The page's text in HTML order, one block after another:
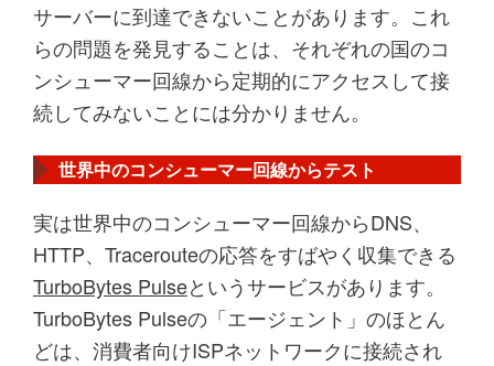
サーバーに到達できないことがあります。これ
らの問題を発見することは、それぞれの国のコ
ンシューマー回線から定期的にアクセスして接
続してみないことには分かりません。
世界中のコンシューマー回線からテスト
実は世界中のコンシューマー回線からDNS、
HTTP、Tracerouteの応答をすばやく収集できる
TurboBytes Pulseというサービスがあります。
TurboBytes Pulseの「エージェント」のほとん
どは、消費者向けISPネットワークに接続され